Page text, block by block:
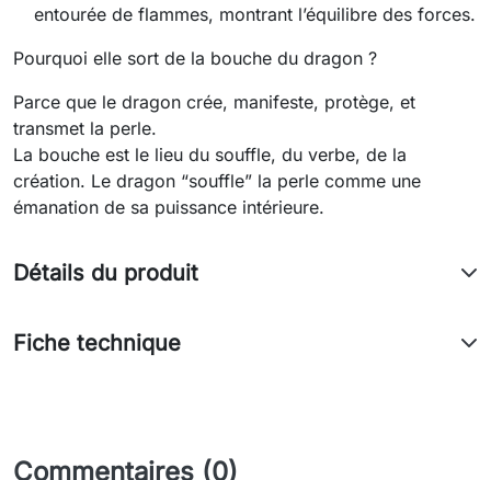
entourée de flammes, montrant l’équilibre des forces.
Pourquoi elle sort de la bouche du dragon ?
Parce que le dragon crée, manifeste, protège, et
transmet la perle.
La bouche est le lieu du souffle, du verbe, de la
création. Le dragon “souffle” la perle comme une
émanation de sa puissance intérieure.
Détails du produit
Fiche technique
Commentaires (0)